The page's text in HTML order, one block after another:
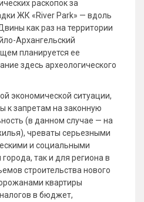
раскопок за
ЖК «River Park» — вдоль
как раз на территории
Архангельский
планируется ее
здесь археологического
экономической ситуации,
к запретам на законную
(в данном случае — на
чреваты серьезными
и социальными
так и для региона в
строительства нового
квартиры
в бюджет,